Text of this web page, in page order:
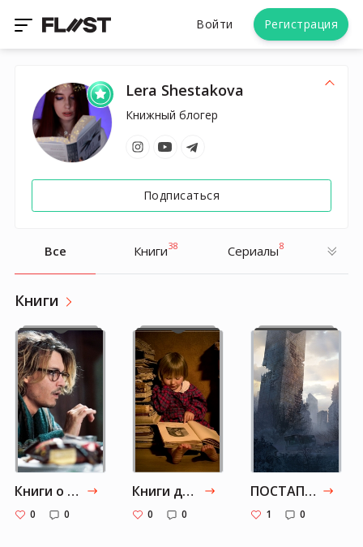
Войти Регистрация
Lera Shestakova
Книжный блогер
Подписаться
Все Книги38 Cериалы8
Книги
Книги о писателях
0 0
Книги для начинающих читателей
0 0
ПОСТАПОКАЛИПСИС
1 0